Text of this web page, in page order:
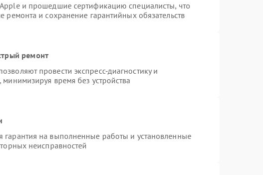
и прошедшие сертификацию специалисты, что
ремонта и сохранение гарантийных обязательств
ремонт
провести экспресс-диагностику и
время без устройства
гарантия на выполненные работы и установленные
неисправностей